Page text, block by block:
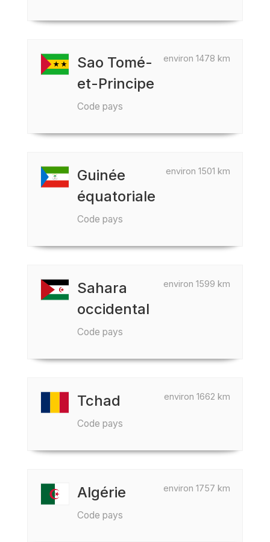
environ 1478 km
Sao Tomé-
et-Principe
Code pays
environ 1501 km
Guinée
équatoriale
Code pays
environ 1599 km
Sahara
occidental
Code pays
environ 1662 km
Tchad
Code pays
environ 1757 km
Algérie
Code pays